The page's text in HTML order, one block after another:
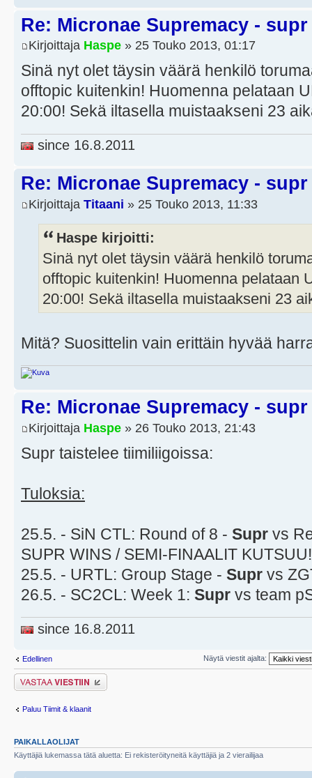
Re: Micronae Supremacy - supr
Kirjoittaja Haspe » 25 Touko 2013, 01:17
Sinä nyt olet täysin väärä henkilö
offtopic kuitenkin! Huomenna pelataan
20:00! Sekä iltasella muistaakseni 23
since 16.8.2011
Re: Micronae Supremacy - supr
Kirjoittaja Titaani » 25 Touko 2013, 11:33
Haspe kirjoitti:
Sinä nyt olet täysin väärä henkilö
offtopic kuitenkin! Huomenna pelataan
20:00! Sekä iltasella muistaakseni 23
Mitä? Suosittelin vain erittäin hyvää
Re: Micronae Supremacy - supr
Kirjoittaja Haspe » 26 Touko 2013, 21:43
Supr taistelee tiimiliigoissa:
Tuloksia:
25.5. - SiN CTL: Round of 8 - Supr vs
SUPR WINS / SEMI-FINAALIT KUTSUU!
25.5. - URTL: Group Stage - Supr vs
26.5. - SC2CL: Week 1: Supr vs team
since 16.8.2011
Edellinen Näytä viestit ajalta:
Lähetä vastaus
Paluu Tiimit & klaanit
PAIKALLAOLIJAT
Käyttäjiä lukemassa tätä aluetta: Ei rekisteröityneitä käyttäjiä ja 2 vierailijaa